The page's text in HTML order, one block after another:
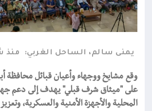
يمنى سالم، الساحل الغربي: منذ
وقع مشايخ ووجهاء وأعيان قبائل محافظة
على "ميثاق شرف قبلي" يهدف إلى دعم
المحلية والأجهزة الأمنية والعسكرية،